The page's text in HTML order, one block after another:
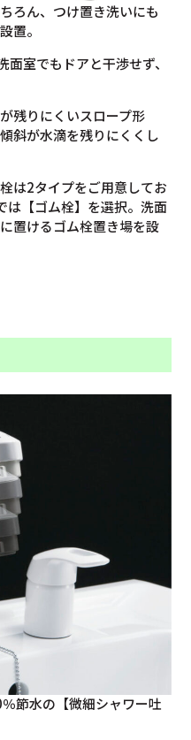
ろん、つけ置き洗いにも
置。
室でもドアと干渉せず、
残りにくいスロープ形
斜が水滴を残りにくくし
は2タイプをご用意してお
は【ゴム栓】を選択。洗面
置けるゴム栓置き場を設
節水の【微細シャワー吐